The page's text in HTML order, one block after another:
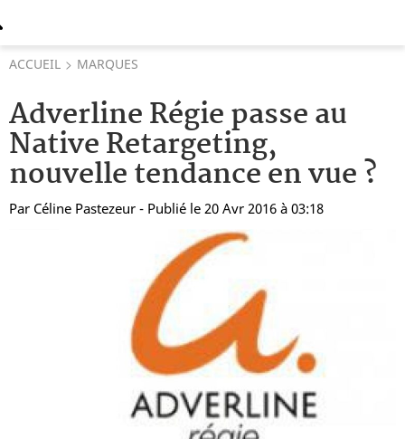
ACCUEIL MARQUES
Adverline Régie passe au
Native Retargeting,
nouvelle tendance en vue ?
Par Céline Pastezeur - Publié le 20 Avr 2016 à 03:18